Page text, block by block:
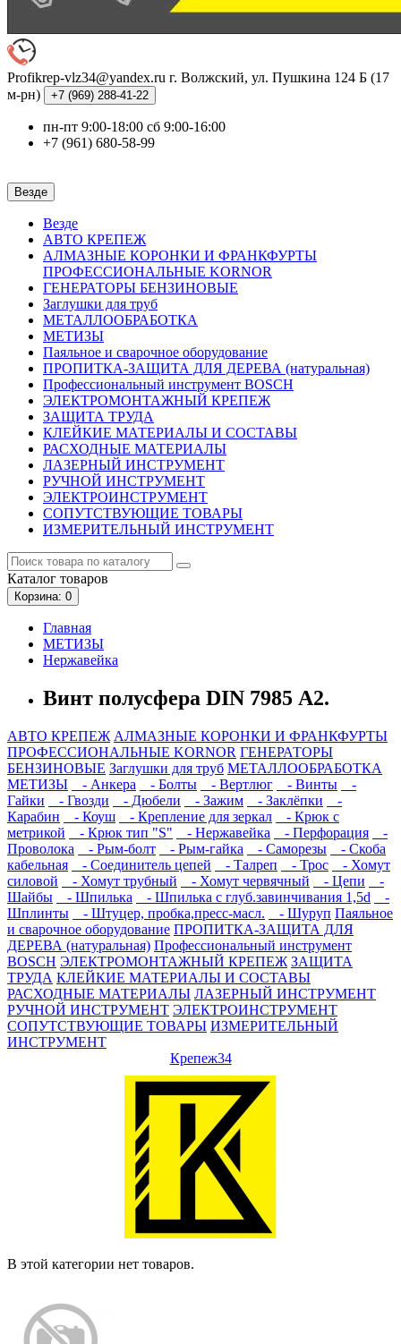
Profikrep-vlz34@yandex.ru г. Волжский, ул. Пушкина 124 Б (17
м-рн)
+7 (969) 288-41-22
пн-пт 9:00-18:00 сб 9:00-16:00
+7 (961) 680-58-99
Везде
Везде
АВТО КРЕПЕЖ
АЛМАЗНЫЕ КОРОНКИ И ФРАНКФУРТЫ
ПРОФЕССИОНАЛЬНЫЕ KORNOR
ГЕНЕРАТОРЫ БЕНЗИНОВЫЕ
Заглушки для труб
МЕТАЛЛООБРАБОТКА
МЕТИЗЫ
Паяльное и сварочное оборудование
ПРОПИТКА-ЗАЩИТА ДЛЯ ДЕРЕВА (натуральная)
Профессиональный инструмент BOSCH
ЭЛЕКТРОМОНТАЖНЫЙ КРЕПЕЖ
ЗАЩИТА ТРУДА
КЛЕЙКИЕ МАТЕРИАЛЫ И СОСТАВЫ
РАСХОДНЫЕ МАТЕРИАЛЫ
ЛАЗЕРНЫЙ ИНСТРУМЕНТ
РУЧНОЙ ИНСТРУМЕНТ
ЭЛЕКТРОИНСТРУМЕНТ
СОПУТСТВУЮЩИЕ ТОВАРЫ
ИЗМЕРИТЕЛЬНЫЙ ИНСТРУМЕНТ
Каталог товаров
Корзина: 0
Главная
МЕТИЗЫ
Нержавейка
Винт полусфера DIN 7985 А2.
АВТО КРЕПЕЖ АЛМАЗНЫЕ КОРОНКИ И ФРАНКФУРТЫ
ПРОФЕССИОНАЛЬНЫЕ KORNOR ГЕНЕРАТОРЫ
БЕНЗИНОВЫЕ Заглушки для труб МЕТАЛЛООБРАБОТКА
МЕТИЗЫ
- Анкера - Болты - Вертлюг - Винты
-
Гайки
- Гвозди - Дюбели - Зажим - Заклёпки
-
Карабин
- Коуш - Крепление для зеркал
- Крюк с
метрикой
- Крюк тип "S" - Нержавейка - Перфорация
-
Проволока
- Рым-болт - Рым-гайка - Саморезы
- Скоба
кабельная
- Соединитель цепей - Талреп - Трос
- Хомут
силовой
- Хомут трубный - Хомут червячный - Цепи
-
Шайбы
- Шпилька - Шпилька с глуб.завинчивания 1,5d
-
Шплинты
- Штуцер, пробка,пресс-масл. - Шуруп Паяльное
и сварочное оборудование ПРОПИТКА-ЗАЩИТА ДЛЯ
ДЕРЕВА (натуральная) Профессиональный инструмент
BOSCH ЭЛЕКТРОМОНТАЖНЫЙ КРЕПЕЖ ЗАЩИТА
ТРУДА КЛЕЙКИЕ МАТЕРИАЛЫ И СОСТАВЫ
РАСХОДНЫЕ МАТЕРИАЛЫ ЛАЗЕРНЫЙ ИНСТРУМЕНТ
РУЧНОЙ ИНСТРУМЕНТ ЭЛЕКТРОИНСТРУМЕНТ
СОПУТСТВУЮЩИЕ ТОВАРЫ ИЗМЕРИТЕЛЬНЫЙ
ИНСТРУМЕНТ
Крепеж34
В этой категории нет товаров.